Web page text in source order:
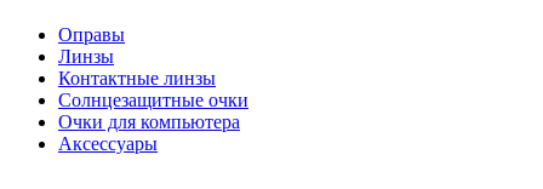
Оправы
Линзы
Контактные линзы
Солнцезащитные очки
Очки для компьютера
Аксессуары